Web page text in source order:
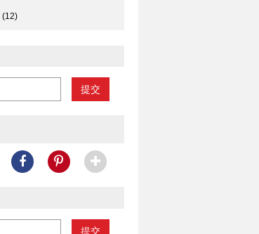
(12)
提交
提交